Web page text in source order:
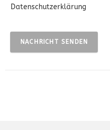
Datenschutzerklärung
NACHRICHT SENDEN